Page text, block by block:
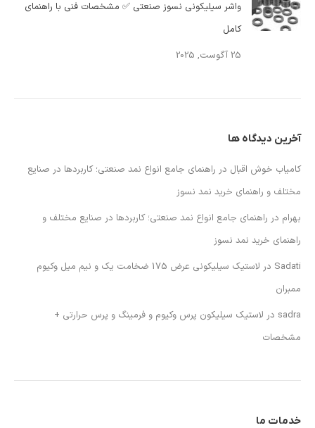
واشر سیلیکونی نسوز صنعتی ✅ مشخصات فنی با راهنمای
کامل
25 آگوست, 2025
آخرین دیدگاه ها
کامیاب خوش اقبال در راهنمای جامع انواع نمد صنعتی؛ کاربردها در صنایع
مختلف و راهنمای خرید نمد نسوز
بهرام در راهنمای جامع انواع نمد صنعتی؛ کاربردها در صنایع مختلف و
راهنمای خرید نمد نسوز
Sadati در
لاستیک سیلیکونی عرض 175 ضخامت یک و نیم میل وکیوم
ممبران
sadra در لاستیک سیلیکون پرس وکیوم و فرمینگ و پرس حرارتی +
مشخصات
خدمات ما